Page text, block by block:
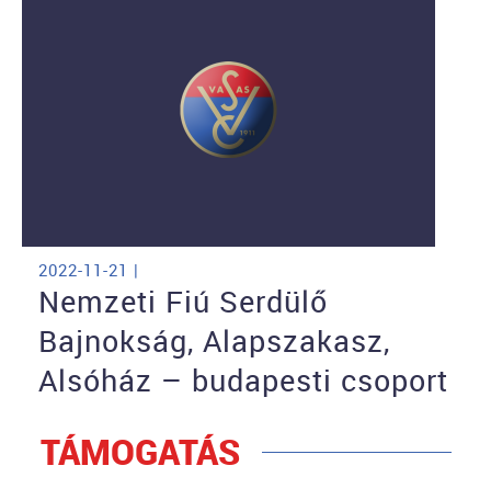
2022-11-21 |
Nemzeti Fiú Serdülő
Bajnokság, Alapszakasz,
Alsóház – budapesti csoport
TÁMOGATÁS